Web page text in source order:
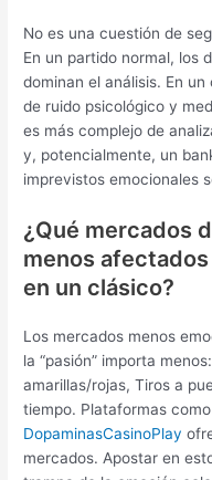
No es una cuestión de
En un partido normal, los
dominan el análisis. En
de ruido psicológico y
es más complejo de
y, potencialmente, un
imprevistos emocionales
¿Qué mercados
menos
en un clásico?
Los mercados menos
la “pasión” importa
amarillas/rojas, Tiros a
tiempo. Plataformas como
DopaminasCasinoPlay
mercados. Apostar en